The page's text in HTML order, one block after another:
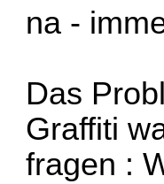
na -
Das
Graffiti
fragen :